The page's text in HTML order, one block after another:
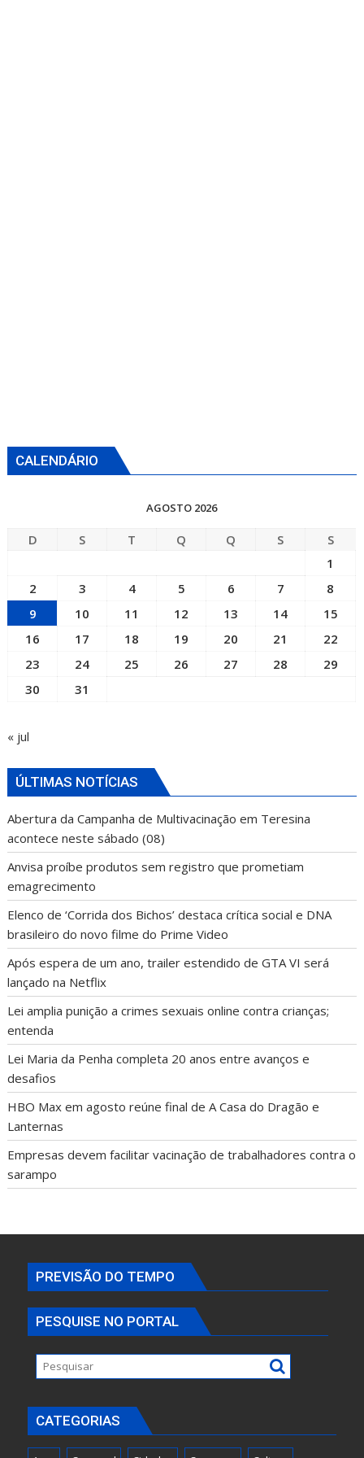
CALENDÁRIO
AGOSTO 2026
D S T Q Q S
S
1
2
3 4 5 6 7
8
9
10 11 12 13 14
15
16
17 18 19 20 21
22
23
24 25 26 27 28
29
30
31
« jul
ÚLTIMAS NOTÍCIAS
Abertura da Campanha de Multivacinação em Teresina
acontece neste sábado (08)
Anvisa proíbe produtos sem registro que prometiam
emagrecimento
Elenco de ‘Corrida dos Bichos’ destaca crítica social e DNA
brasileiro do novo filme do Prime Video
Após espera de um ano, trailer estendido de GTA VI será
lançado na Netflix
Lei amplia punição a crimes sexuais online contra crianças;
entenda
Lei Maria da Penha completa 20 anos entre avanços e
desafios
HBO Max em agosto reúne final de A Casa do Dragão e
Lanternas
Empresas devem facilitar vacinação de trabalhadores contra o
sarampo
PREVISÃO DO TEMPO
PESQUISE NO PORTAL
CATEGORIAS